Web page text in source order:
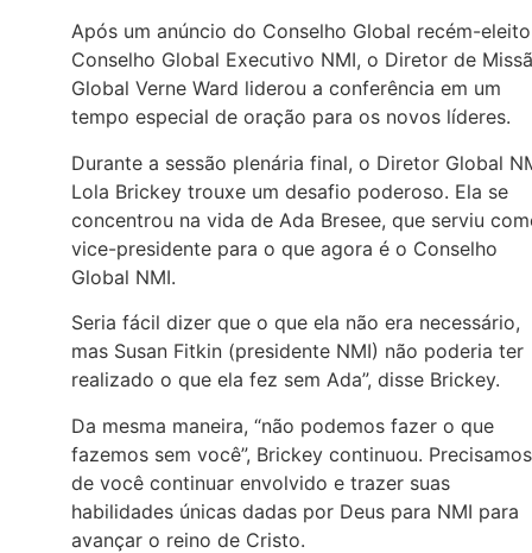
Após um anúncio do Conselho Global recém-
Conselho Global Executivo NMI, o Diretor de
Global Verne Ward liderou a conferência em um
tempo especial de oração para os novos líderes.
Durante a sessão plenária final, o Diretor Global
Lola Brickey trouxe um desafio poderoso. Ela se
concentrou na vida de Ada Bresee, que serviu
vice-presidente para o que agora é o Conselho
Global NMI.
Seria fácil dizer que o que ela não era necessário,
mas Susan Fitkin (presidente NMI) não poderia ter
realizado o que ela fez sem Ada”, disse Brickey.
Da mesma maneira, “não podemos fazer o que
fazemos sem você”, Brickey continuou. Precisamos
de você continuar envolvido e trazer suas
habilidades únicas dadas por Deus para NMI para
avançar o reino de Cristo.